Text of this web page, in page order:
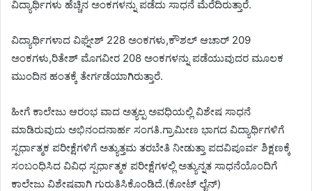
ವಿದ್ಯಾರ್ಥಿಗಳು ಹೆಚ್ಚಿನ ಅಂಕಗಳನ್ನು ಪಡೆದು ಸಾಧನೆ ಮೆರೆದಿರುತ್ತಾರೆ.
ವಿದ್ಯಾರ್ಥಿಗಳಾದ ವಿಘ್ನೇಶ್ 228 ಅಂಕಗಳು,ಕೌಶಲ್ ಆಚಾರ್ 209
ಅಂಕಗಳು,ರಿತೇಶ್ ಮೊಗವೀರ 208 ಅಂಕಗಳನ್ನು ಪಡೆಯುವುದರ ಮೂಲಕ
ಮುಂದಿನ ಹಂತಕ್ಕೆ ತೇರ್ಗಡೆಯಾಗಿರುತ್ತಾರೆ.
ಹೀಗೆ ಕಾಲೇಜು ಆರಂಭ ವಾದ ಅತ್ಯಲ್ಪ ಅವಧಿಯಲ್ಲಿ ವಿಶೇಷ ಸಾಧನೆ
ಮಾಡಿರುವುದು ಅಭಿನಂದನಾರ್ಹ ಸಂಗತಿ.ಗ್ರಾಮೀಣ ಭಾಗದ ವಿದ್ಯಾರ್ಥಿಗಳಿಗೆ
ಸ್ಪರ್ಧಾತ್ಮಕ ಪರೀಕ್ಷೆಗಳಿಗೆ ಅತ್ಯುತ್ತಮ ತರಬೇತಿ ನೀಡುತ್ತಾ ಪದವಿಪೂರ್ವ ಶಿಕ್ಷಣಕ್ಕೆ
ಸಂಬಂಧಿಸಿದ ವಿವಿಧ ಸ್ಪರ್ಧಾತ್ಮಕ ಪರೀಕ್ಷೆಗಳಲ್ಲಿ ಅತ್ಯುನ್ನತ ಸಾಧನೆಯೊಂದಿಗೆ
ಕಾಲೇಜು ವಿಶೇಷವಾಗಿ ಗುರುತಿಸಿಕೊಂಡಿದೆ.(ಕೋಟ್ ಲೈನ್)